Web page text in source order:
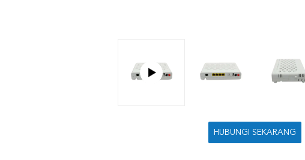
HUBUNGI SEKARANG